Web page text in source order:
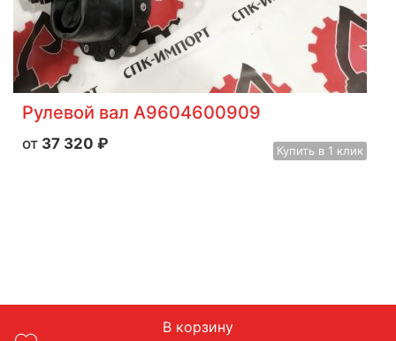
Рулевой вал A9604600909
37 320 ₽ Купить в 1 клик
В корзину